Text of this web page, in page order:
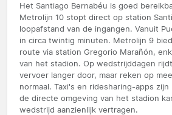
Het Santiago Bernabéu is goed
Metrolijn 10 stopt direct op station
loopafstand van de ingangen. Vanuit
in circa twintig minuten. Metrolijn 9
route via station Gregorio Marañón,
van het stadion. Op wedstrijddagen
vervoer langer door, maar reken op
normaal. Taxi's en ridesharing-apps zijn
de directe omgeving van het stadion
wedstrijd aanzienlijk vertragen.